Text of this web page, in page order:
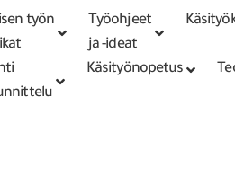
Tarkennettu
työn
Työohjeet
ja -ideat
Käsityönopetus